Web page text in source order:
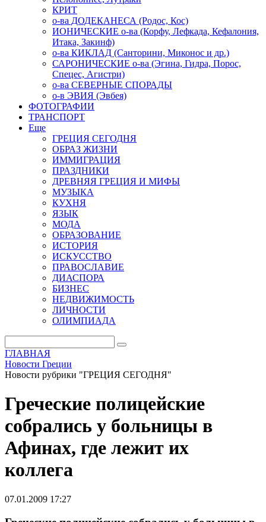
КРИТ
о-ва ДОДЕКАНЕСА (Родос, Кос)
ИОНИЧЕСКИЕ о-ва (Корфу, Лефкада, Кефалония,
Итака, Закинф)
о-ва КИКЛАД (Санторини, Миконос и др.)
САРОНИЧЕСКИЕ о-ва (Эгина, Гидра, Порос,
Спецес, Агистри)
о-ва СЕВЕРНЫЕ СПОРАДЫ
о-в ЭВИЯ (Эвбея)
ФОТОГРАФИИ
ТРАНСПОРТ
Еще
ГРЕЦИЯ СЕГОДНЯ
ОБРАЗ ЖИЗНИ
ИММИГРАЦИЯ
ПРАЗДНИКИ
ДРЕВНЯЯ ГРЕЦИЯ И МИФЫ
МУЗЫКА
КУХНЯ
ЯЗЫК
МОДА
ОБРАЗОВАНИЕ
ИСТОРИЯ
ИСКУССТВО
ПРАВОСЛАВИЕ
ДИАСПОРА
БИЗНЕС
НЕДВИЖИМОСТЬ
ЛИЧНОСТИ
ОЛИМПИАДА
ГЛАВНАЯ
Новости Греции
Новости рубрики "ГРЕЦИЯ СЕГОДНЯ"
Греческие полицейские
собрались у больницы в
Афинах, где лежит их
коллега
07.01.2009 17:27